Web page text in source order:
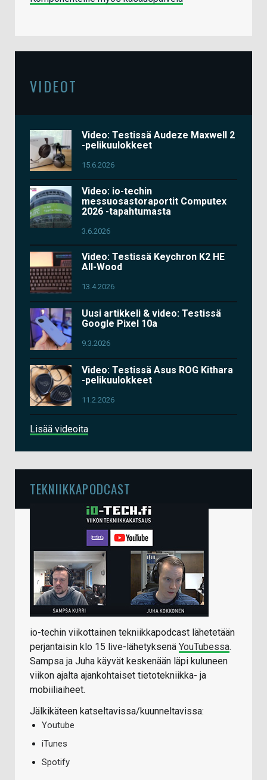
VIDEOT
Video: Testissä Audeze Maxwell 2
-pelikuulokkeet
15.6.2026
Video: io-techin
messuosastoraportit Computex
2026 -tapahtumasta
3.6.2026
Video: Testissä Keychron K2 HE
All-Wood
13.4.2026
Uusi artikkeli & video: Testissä
Google Pixel 10a
9.3.2026
Video: Testissä Asus ROG Kithara
-pelikuulokkeet
11.2.2026
Lisää videoita
TEKNIIKKAPODCAST
io-techin viikottainen tekniikkapodcast lähetetään
perjantaisin klo 15 live-lähetyksenä YouTubessa.
Sampsa ja Juha käyvät keskenään läpi kuluneen
viikon ajalta ajankohtaiset tietotekniikka- ja
mobiiliaiheet.
Jälkikäteen katseltavissa/kuunneltavissa:
Youtube
iTunes
Spotify